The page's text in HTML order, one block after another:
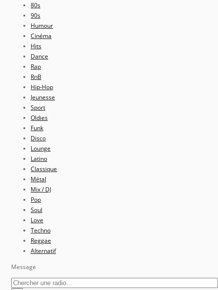
80s
90s
Humour
Cinéma
Hits
Dance
Rap
RnB
Hip-Hop
Jeunesse
Sport
Oldies
Funk
Disco
Lounge
Latino
Classique
Métal
Mix / DJ
Pop
Soul
Love
Techno
Reggae
Alternatif
Message